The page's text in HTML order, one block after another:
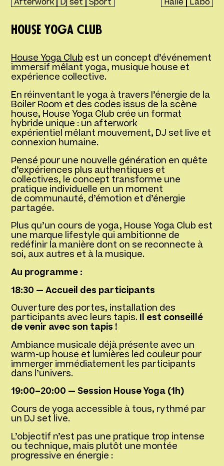
House Yoga Club
House Yoga Clubest un concept d’événement
immersif mêlant yoga, musique house et
expérience collective.
En réinventant le yoga à travers l’énergie de la
Boiler Room et des codes issus de la scène
house, House Yoga Club crée un format
hybride unique : un afterwork
expérientiel mêlant mouvement, DJ set live et
connexion humaine.
Pensé pour une nouvelle génération en quête
d’expériences plus authentiques et
collectives, le concept transforme une
pratique individuelle en un moment
de communauté, d’émotion et d’énergie
partagée.
Plus qu’un cours de yoga, House Yoga Club est
une marque lifestyle qui ambitionne de
redéfinir la manière dont on se reconnecte à
soi, aux autres et à la musique.
Au programme :
18:30 — Accueil des participants
Ouverture des portes, installation des
participants avec leurs tapis. Il est conseillé
de venir avec son tapis !
Ambiance musicale déjà présente avec un
warm-up house et lumières led couleur pour
immerger immédiatement les participants
dans l’univers.
19:00–20:00 — Session House Yoga (1h)
Cours de yoga accessible à tous, rythmé par
un DJ set live.
L’objectif n’est pas une pratique trop intense
ou technique, mais plutôt une montée
progressive en énergie :